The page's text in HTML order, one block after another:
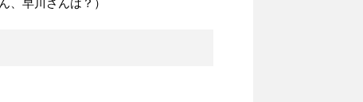
、早川さんは？）